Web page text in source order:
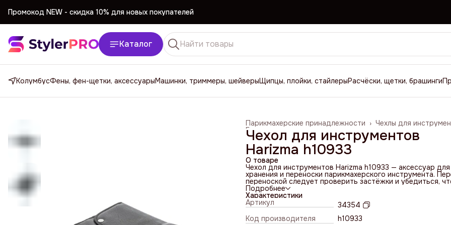
Промокод NEW - cкидка 10% для новых покупателей
Промокод NEW - cкидка 10% для новых покупателей
Каталог
КолумбусФены, фен-щетки, аксессуарыМашинки, триммеры, шейверыЩипцы, плойки, стайлерыРасчёски, щетки, брашинги
Чехлы для
Парикмахерские принадлежности ›
Главная
Чехол для инструментов
Harizma h10933
О товаре
Чехол для инструментов Harizma h10933 — аксессуар для
хранения и переноски парикмахерского инструмента.
переноской следует проверить застёжки и убедиться,
содержимое не может свободно перемещаться внутри
Материал — искусственная кожа. Назначение —
универсальный.
Цвет — черный. Страна производства — КНР.
Подробнее
Характеристики
Артикул
34354
Код производителя
h10933